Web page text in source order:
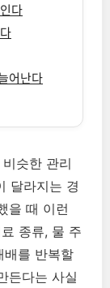
다
어난다
슷한 관리
달라지는 경
을 때 이런
종류, 물 주
배를 반복할
든다는 사실